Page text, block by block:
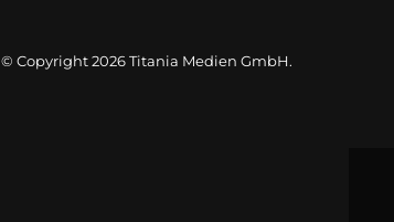
© Copyright 2026Titania Medien GmbH.